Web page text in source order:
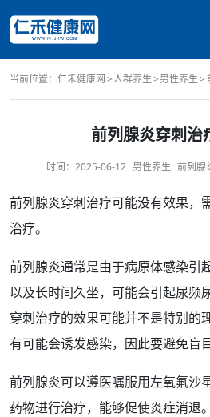
当前位置： 仁禾健康网 人群养生 男性养生
前列腺炎穿刺治
时间： 2025-06-12 男性养生 前列腺
前列腺炎穿刺治疗可能没有效果，
治疗。
前列腺炎通常是由于病原体感染引
以及长时间久坐，可能会引起尿频
穿刺治疗的效果可能并不是特别的
有可能会诱发感染，因此要避免盲
前列腺炎可以遵医嘱服用左氧氟沙
药物进行治疗，能够促使炎症消退